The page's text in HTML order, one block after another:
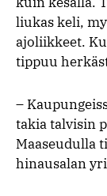
liukas keli,
ajoliikkeet.
tippuu
–
takia talvisin
Maaseudulla
hinausalan